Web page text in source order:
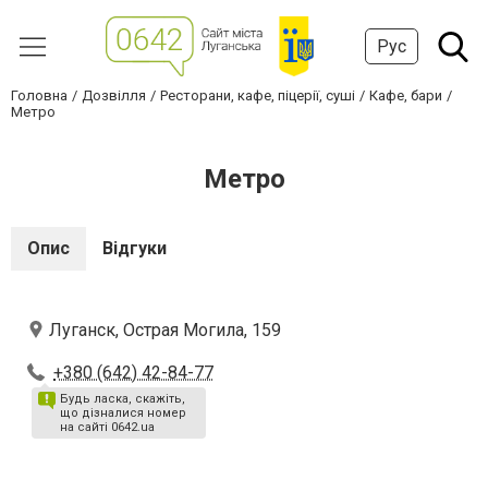
Рус
Головна Дозвілля Ресторани, кафе, піцерії, суші
Кафе, бари
Метро
Метро
Опис Відгуки
Луганск, Острая Могила, 159
+380 (642) 42-84-77
Будь ласка, скажіть,
що дізналися номер
на сайті 0642.ua